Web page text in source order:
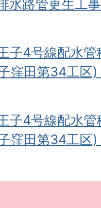
水路管更生工
子4号線配水管
窪田第34工区
子4号線配水管
窪田第34工区